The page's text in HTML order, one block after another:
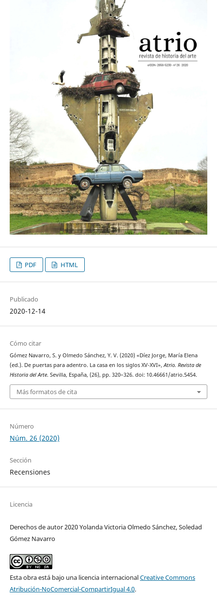
PDF HTML
Publicado
2020-12-14
Cómo citar
Gómez Navarro, S. y Olmedo Sánchez, Y. V. (2020) «Díez Jorge, María Elena
(ed.). De puertas para adentro. La casa en los siglos XV-XVI», Atrio. Revista de
Historia del Arte. Sevilla, España, (26), pp. 320–326. doi: 10.46661/atrio.5454.
Más formatos de cita
Número
Núm. 26 (2020)
Sección
Recensiones
Licencia
Derechos de autor 2020 Yolanda Victoria Olmedo Sánchez, Soledad
Gómez Navarro
Esta obra está bajo una licencia internacionalCreative Commons
Atribución-NoComercial-CompartirIgual 4.0.